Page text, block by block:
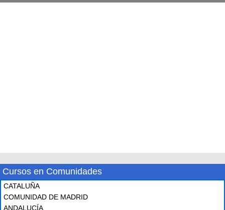
Cursos en Comunidades
CATALUÑA
COMUNIDAD DE MADRID
ANDALUCÍA